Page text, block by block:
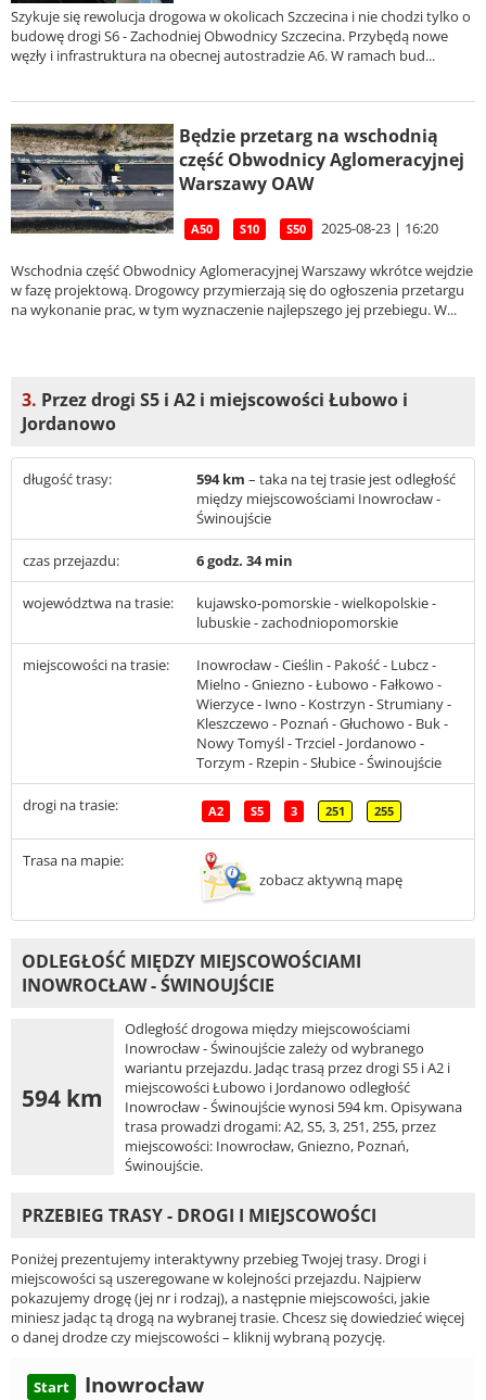
Szykuje się rewolucja drogowa w okolicach Szczecina i nie chodzi tylko o
budowę drogi S6 - Zachodniej Obwodnicy Szczecina. Przybędą nowe
węzły i infrastruktura na obecnej autostradzie A6. W ramach bud...
Będzie przetarg na wschodnią
część Obwodnicy Aglomeracyjnej
Warszawy OAW
A50 S10 S50 2025-08-23 | 16:20
Wschodnia część Obwodnicy Aglomeracyjnej Warszawy wkrótce wejdzie
w fazę projektową. Drogowcy przymierzają się do ogłoszenia przetargu
na wykonanie prac, w tym wyznaczenie najlepszego jej przebiegu. W...
3. Przez drogi S5 i A2 i miejscowości Łubowo i
Jordanowo
długość trasy: 594 km – taka na tej trasie jest odległość
między miejscowościami Inowrocław -
Świnoujście
czas przejazdu: 6 godz. 34 min
województwa na trasie:
kujawsko-pomorskie - wielkopolskie -
lubuskie - zachodniopomorskie
miejscowości na trasie:
Inowrocław - Cieślin - Pakość - Lubcz -
Mielno - Gniezno - Łubowo - Fałkowo -
Wierzyce - Iwno - Kostrzyn - Strumiany -
Kleszczewo - Poznań - Głuchowo - Buk -
Nowy Tomyśl - Trzciel - Jordanowo -
Torzym - Rzepin - Słubice - Świnoujście
drogi na trasie: A2 S5 3 251 255
Trasa na mapie:
zobacz aktywną mapę
ODLEGŁOŚĆ MIĘDZY MIEJSCOWOŚCIAMI
INOWROCŁAW - ŚWINOUJŚCIE
594 km
Odległość drogowa między miejscowościami
Inowrocław - Świnoujście zależy od wybranego
wariantu przejazdu. Jadąc trasą przez drogi S5 i A2 i
miejscowości Łubowo i Jordanowo odległość
Inowrocław - Świnoujście wynosi 594 km. Opisywana
trasa prowadzi drogami: A2, S5, 3, 251, 255, przez
miejscowości: Inowrocław, Gniezno, Poznań,
Świnoujście.
PRZEBIEG TRASY - DROGI I MIEJSCOWOŚCI
Poniżej prezentujemy interaktywny przebieg Twojej trasy. Drogi i
miejscowości są uszeregowane w kolejności przejazdu. Najpierw
pokazujemy drogę (jej nr i rodzaj), a następnie miejscowości, jakie
miniesz jadąc tą drogą na wybranej trasie. Chcesz się dowiedzieć więcej
o danej drodze czy miejscowości – kliknij wybraną pozycję.
Start Inowrocław